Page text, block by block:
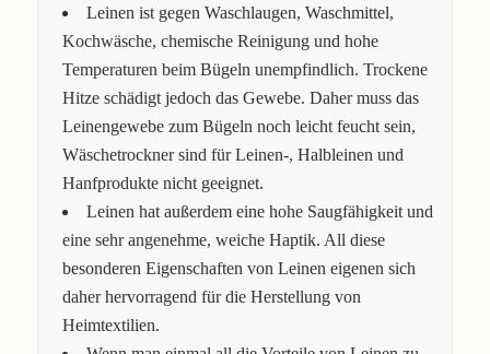
Leinen ist gegen Waschlaugen, Waschmittel,
Kochwäsche, chemische Reinigung und hohe
Temperaturen beim Bügeln unempfindlich. Trockene
Hitze schädigt jedoch das Gewebe. Daher muss das
Leinengewebe zum Bügeln noch leicht feucht sein,
Wäschetrockner sind für Leinen-, Halbleinen und
Hanfprodukte nicht geeignet.
Leinen hat außerdem eine hohe Saugfähigkeit und
eine sehr angenehme, weiche Haptik. All diese
besonderen Eigenschaften von Leinen eigenen sich
daher hervorragend für die Herstellung von
Heimtextilien.